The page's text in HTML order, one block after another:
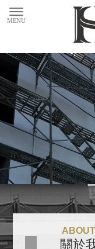
防水工程
防水工程推薦
台南防水工程
台南防水工程推薦
安南區防水工程 關於